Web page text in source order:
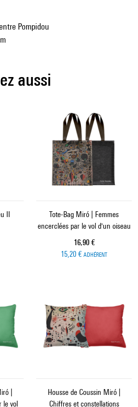
Pompidou
aussi
II
Tote-Bag Miró | Femmes
encerclées par le vol d'un oiseau
Prix ​​actuel
16,90 €
15,20 € ADHÉRENT
|
le vol
Housse de Coussin Miró |
Chiffres et constellations